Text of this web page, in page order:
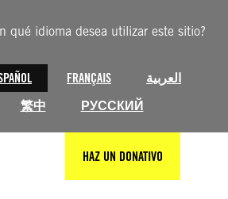
qué idioma desea utilizar este sitio?
FRANÇAIS
العربية
繁中 РУССКИЙ
HAZ UN DONATIVO